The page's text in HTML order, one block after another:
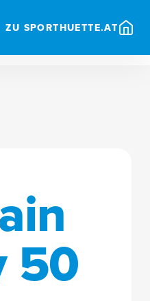
ZU SPORTHUETTE.AT
50